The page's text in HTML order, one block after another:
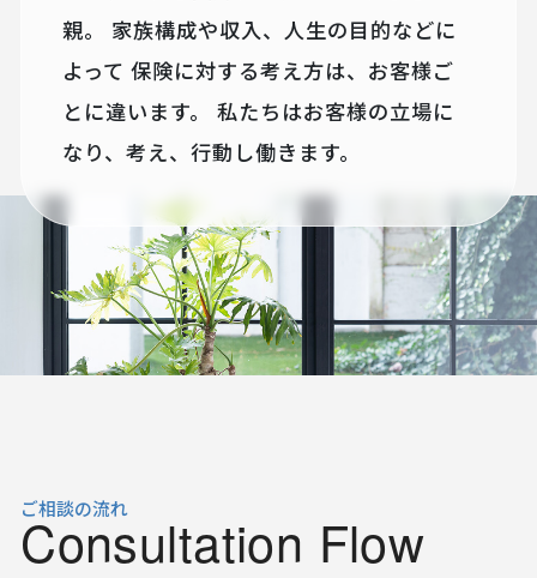
親。
家族構成や収入、人生の目的などに
よって 保険に対する考え方は、お客様ご
とに違います。
私たちはお客様の立場に
なり、考え、行動し働きます。
ご相談の流れ
Consultation Flow